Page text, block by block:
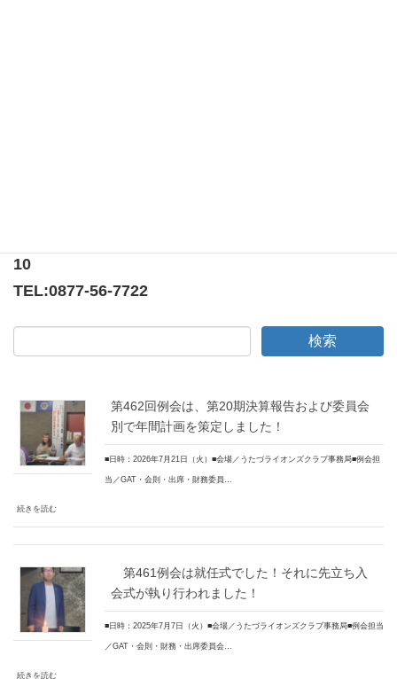
10
TEL:0877-56-7722
第462回例会は、第20期決算報告および委員会
別で年間計画を策定しました！
■日時：2026年7月21日（火）■会場／うたづライオンズクラブ事務局■例会担
当／GAT・会則・出席・財務委員…
続きを読む
第461例会は就任式でした！それに先立ち入
会式が執り行われました！
■日時：2025年7月7日（火）■会場／うたづライオンズクラブ事務局■例会担当
／GAT・会則・財務・出席委員会…
続きを読む